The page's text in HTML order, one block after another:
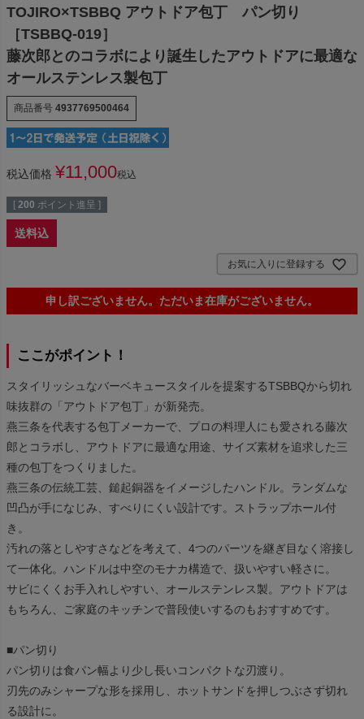
TOJIRO×TSBBQ アウトドア包丁 パン切り
［TSBBQ-019］
藤次郎とのコラボにより誕生したアウトドアに最適な
オールステンレス製包丁
商品番号 4937769500464
税込価格 ¥11,000税込
[ 200 ポイント進呈 ]
送料込
お気に入りに登録する
申し訳ございません。ただいま在庫がございません。
ここがポイント！
スタイリッシュなバーベキュースタイルを提案するTSBBQから切れ
味抜群の「アウトドア包丁」が新発売。
燕三条を代表する包丁メーカーで、プロの料理人にも愛される藤次
郎とコラボし、アウトドアに最適な用途、サイズ素材を追求した三
種の包丁をつくりました。
燕三条の伝統工芸、鎚起銅器をイメージしたハンドル。ランダムな
凹凸が手になじみ、すべりにくい設計です。ストラップホール付
き。
汚れの落としやすさなどを考えて、4つのパーツを継ぎ目なく溶接し
て一体化。ハンドルは中空のモナカ構造で、扱いやすい軽さに。
サビにくくお手入れしやすい、オールステンレス製。アウトドアは
もちろん、ご家庭のキッチンで普段使いするのもおすすめです。
■パン切り
パン切りは食パン幅より少し長いコンパクトな刃渡り。
刃先のみシャープな形を採用し、ホットサンドを押しつぶさず切れ
る設計に。